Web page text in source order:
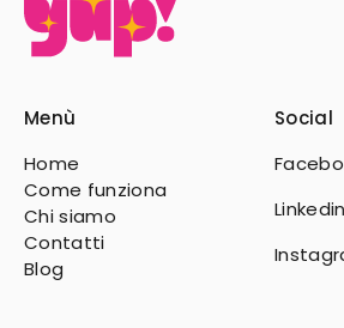
Menù
Home
Come funziona
Chi siamo
Contatti
Blog
Social
Linkedin